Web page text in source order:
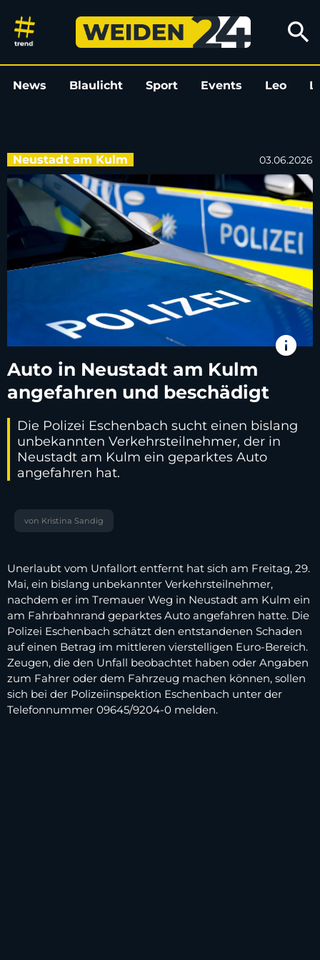
Auto in Neustadt am Kulm
search
News Blaulicht Sport Events Leo
Neustadt am Kulm 03.06.2026
info
Auto in Neustadt am Kulm
angefahren und beschädigt
Die Polizei Eschenbach sucht einen bislang
unbekannten Verkehrsteilnehmer, der in
Neustadt am Kulm ein geparktes Auto
angefahren hat.
von Kristina Sandig
Unerlaubt vom Unfallort entfernt hat sich am Freitag, 29.
Mai, ein bislang unbekannter Verkehrsteilnehmer,
nachdem er im Tremauer Weg in Neustadt am Kulm ein
am Fahrbahnrand geparktes Auto angefahren hatte. Die
Polizei Eschenbach schätzt den entstandenen Schaden
auf einen Betrag im mittleren vierstelligen Euro-Bereich.
Zeugen, die den Unfall beobachtet haben oder Angaben
zum Fahrer oder dem Fahrzeug machen können, sollen
sich bei der Polizeiinspektion Eschenbach unter der
Telefonnummer 09645/9204-0 melden.